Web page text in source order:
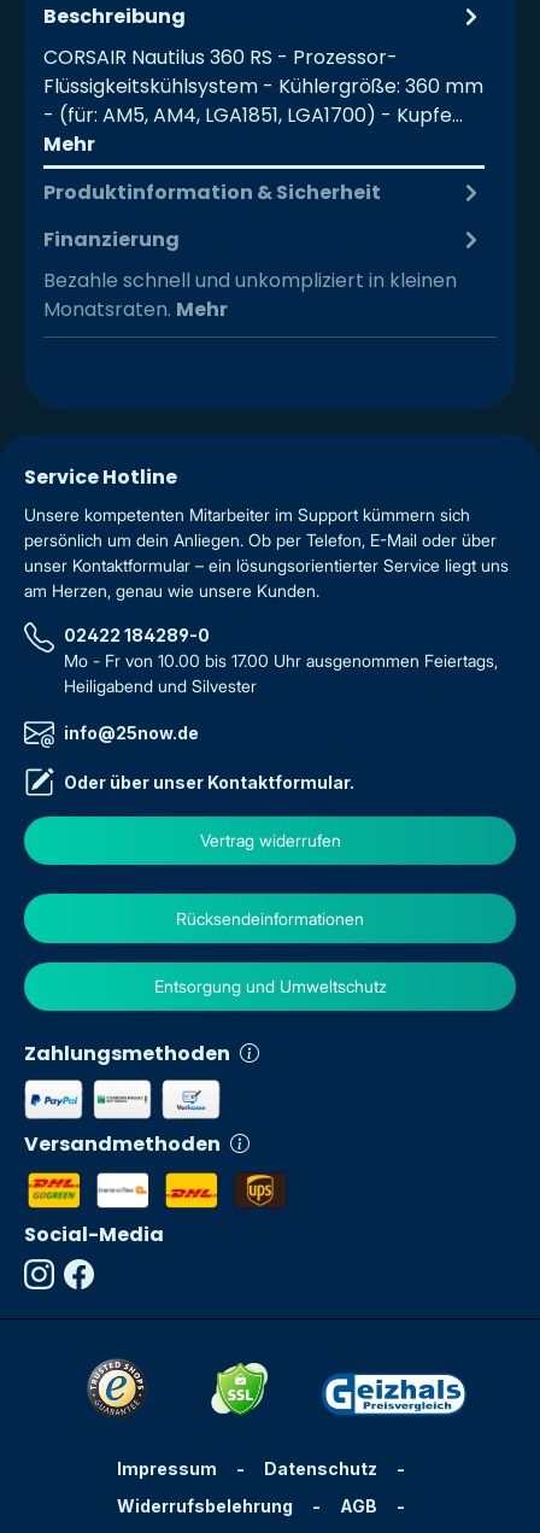
Beschreibung
CORSAIR Nautilus 360 RS - Prozessor-
Flüssigkeitskühlsystem - Kühlergröße: 360 mm
- (für: AM5, AM4, LGA1851, LGA1700) - Kupfe…
Mehr
Produktinformation & Sicherheit
Finanzierung
Bezahle schnell und unkompliziert in kleinen
Monatsraten. Mehr
Service Hotline
Unsere kompetenten Mitarbeiter im Support kümmern sich
persönlich um dein Anliegen. Ob per Telefon, E-Mail oder über
unser Kontaktformular – ein lösungsorientierter Service liegt uns
am Herzen, genau wie unsere Kunden.
02422 184289-0
Mo - Fr von 10.00 bis 17.00 Uhr ausgenommen Feiertags,
Heiligabend und Silvester
info@25now.de
Oder über unser Kontaktformular.
Vertrag widerrufen
Zahlungsmethoden
Versandmethoden
Rücksendeinformationen
Entsorgung und Umweltschutz
Social-Media
Impressum - Datenschutz
-
Widerrufsbelehrung
- AGB -